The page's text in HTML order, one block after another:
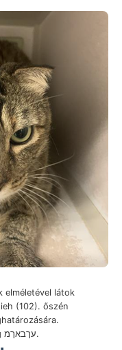
elméletével látok
(102). őszén
vonható. M ecfr. mindig עךבאךמ.